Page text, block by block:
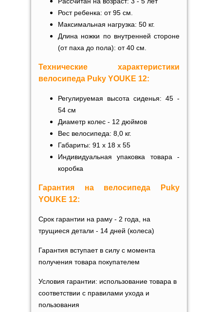
Рост ребенка: от 95 см.
Максимальная нагрузка: 50 кг.
Длина ножки по внутренней стороне
(от паха до пола): от40 см.
Технические характеристики
велосипеда Puky YOUKE 12:
Регулируемая высота сиденья: 45 -
54 см
Диаметр колес - 12 дюймов
Вес велосипеда: 8,0 кг.
Габариты: 91 х 18 х 55
Индивидуальная упаковка товара -
коробка
Гарантия на велосипеда
Puky
YOUKE 12:
Срок гарантии на раму - 2 года, на
трущиеся детали - 14 дней (колеса)
Гарантия вступает в силу с момента
получения товара покупателем
Условия гарантии: использование товара в
соответствии с правилами ухода и
пользования